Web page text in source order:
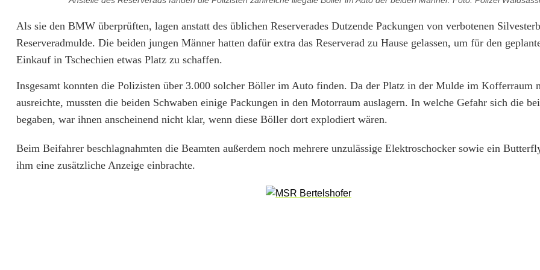
e
r
s
t
a
t
t
Als sie den BMW überprüften, lagen anstatt des üblichen Reserverades Dutzende Packungen von verbotenen
Reserveradmulde. Die beiden jungen Männer hatten dafür extra das Reserverad zu Hause gelassen, um für den
Einkauf in Tschechien etwas Platz zu schaffen.
Insgesamt konnten die Polizisten über 3.000 solcher Böller im Auto finden. Da der Platz in der Mulde im Kofferraum
ausreichte, mussten die beiden Schwaben einige Packungen in den Motorraum auslagern. In welche Gefahr sich die
begaben, war ihnen anscheinend nicht klar, wenn diese Böller dort explodiert wären.
Beim Beifahrer beschlagnahmten die Beamten außerdem noch mehrere unzulässige Elektroschocker sowie ein
ihm eine zusätzliche Anzeige einbrachte.